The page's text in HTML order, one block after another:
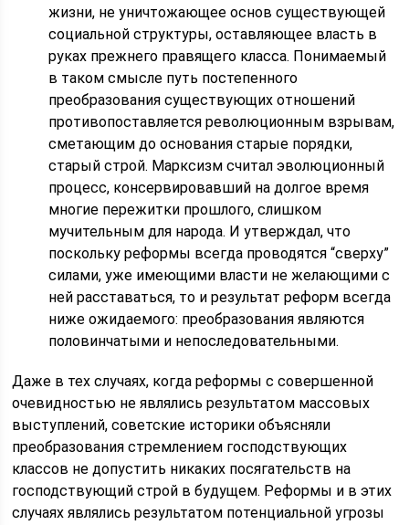
жизни, не уничтожающее основ существующей
социальной структуры, оставляющее власть в
руках прежнего правящего класса. Понимаемый
в таком смысле путь постепенного
преобразования существующих отношений
противопоставляется революционным взрывам,
сметающим до основания старые порядки,
старый строй. Марксизм считал эволюционный
процесс, консервировавший на долгое время
многие пережитки прошлого, слишком
мучительным для народа. И утверждал, что
поскольку реформы всегда проводятся “сверху”
силами, уже имеющими власти не желающими с
ней расставаться, то и результат реформ всегда
ниже ожидаемого: преобразования являются
половинчатыми и непоследовательными.
Даже в тех случаях, когда реформы с совершенной
очевидностью не являлись результатом массовых
выступлений, советские историки объясняли
преобразования стремлением господствующих
классов не допустить никаких посягательств на
господствующий строй в будущем. Реформы и в этих
случаях являлись результатом потенциальной угрозы